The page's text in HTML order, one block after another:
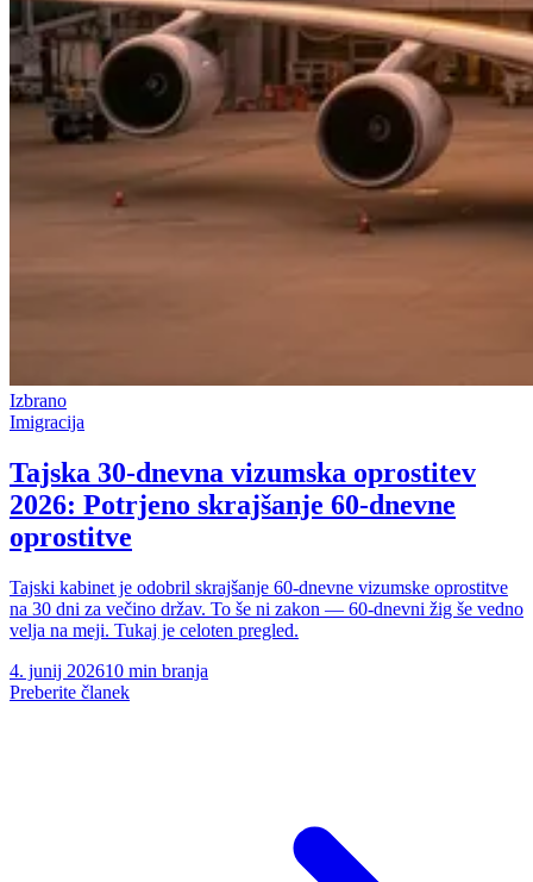
Izbrano
Imigracija
Tajska 30-dnevna vizumska oprostitev
2026: Potrjeno skrajšanje 60-dnevne
oprostitve
Tajski kabinet je odobril skrajšanje 60-dnevne vizumske oprostitve
na 30 dni za večino držav. To še ni zakon — 60-dnevni žig še vedno
velja na meji. Tukaj je celoten pregled.
4. junij 202610 min branja
Preberite članek